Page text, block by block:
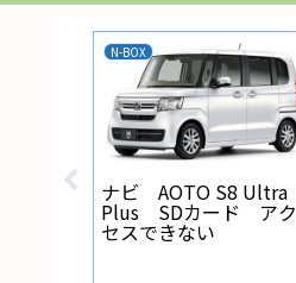
N-BOX
ナビ AOTO S8 Ultra
Plus SDカード アク
セスできない